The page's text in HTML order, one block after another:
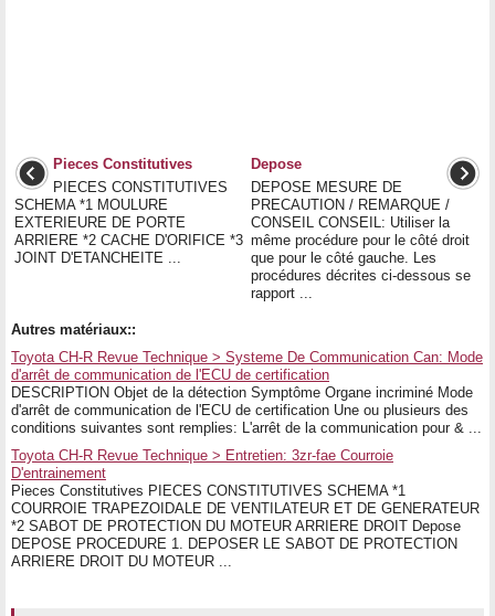
Pieces Constitutives
PIECES CONSTITUTIVES
SCHEMA *1 MOULURE
EXTERIEURE DE PORTE
ARRIERE *2 CACHE D'ORIFICE *3
JOINT D'ETANCHEITE ...
Depose
DEPOSE MESURE DE
PRECAUTION / REMARQUE /
CONSEIL CONSEIL: Utiliser la
même procédure pour le côté droit
que pour le côté gauche. Les
procédures décrites ci-dessous se
rapport ...
Autres matériaux::
Toyota CH-R Revue Technique > Systeme De Communication Can: Mode
d'arrêt de communication de l'ECU de certification
DESCRIPTION Objet de la détection Symptôme Organe incriminé Mode
d'arrêt de communication de l'ECU de certification Une ou plusieurs des
conditions suivantes sont remplies: L'arrêt de la communication pour & ...
Toyota CH-R Revue Technique > Entretien: 3zr-fae Courroie
D'entrainement
Pieces Constitutives PIECES CONSTITUTIVES SCHEMA *1
COURROIE TRAPEZOIDALE DE VENTILATEUR ET DE GENERATEUR
*2 SABOT DE PROTECTION DU MOTEUR ARRIERE DROIT Depose
DEPOSE PROCEDURE 1. DEPOSER LE SABOT DE PROTECTION
ARRIERE DROIT DU MOTEUR ...